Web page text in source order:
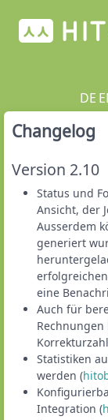
DE
Changelog
Version 2.10
Status und
Ansicht, der
Ausserdem
generiert
eine
Auch für
Statistiken
werden (
Integration (